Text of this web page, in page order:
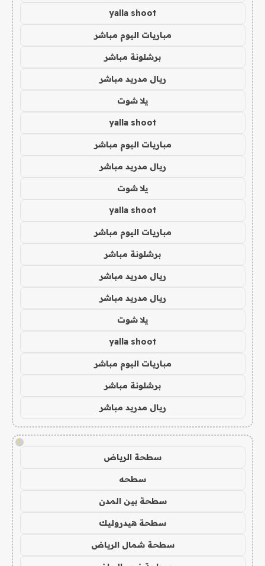
yalla shoot
مباريات اليوم مباشر
برشلونة مباشر
ريال مدريد مباشر
يلا شوت
yalla shoot
مباريات اليوم مباشر
ريال مدريد مباشر
يلا شوت
yalla shoot
مباريات اليوم مباشر
برشلونة مباشر
ريال مدريد مباشر
ريال مدريد مباشر
يلا شوت
yalla shoot
مباريات اليوم مباشر
برشلونة مباشر
ريال مدريد مباشر
!
سطحة الرياض
سطحه
سطحة بين المدن
سطحة هيدروليك
سطحة شمال الرياض